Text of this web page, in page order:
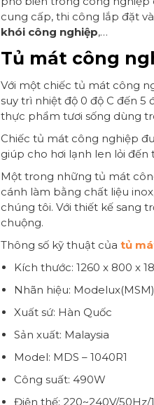
cung cấp, thi công lắp đặt
khói công nghiệp,…
Tủ mát công
Với một chiếc tủ mát công
suy trì nhiệt độ 0 độ C đến 5
thực phẩm tươi sống dùng
Chiếc tủ mát công nghiệp
giúp cho hơi lạnh len lỏi
Một trong những tủ mát
cánh làm bằng chất liệu
chúng tôi. Với thiết kế sang
chuộng.
Thông số kỹ thuật của tủ
Kích thước: 1260 x 800 x
Nhãn hiệu: Modelux(MSM)
Xuất sứ: Hàn Quốc
Sản xuất: Malaysia
Model: MDS – 1040R1
Công suất: 490W
Điện thế: 220~240V/50Hz/